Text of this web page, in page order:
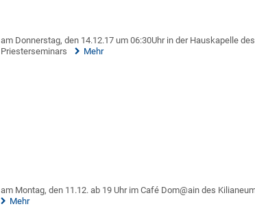
am Donnerstag, den 14.12.17 um 06:30Uhr in der Hauskapelle des
Priesterseminars
Mehr
am Montag, den 11.12. ab 19 Uhr im Café Dom@ain des
Mehr